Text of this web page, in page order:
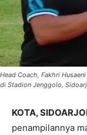
Head Coach, Fakhri
di Stadion Jenggolo,
KOTA,
penampilannya